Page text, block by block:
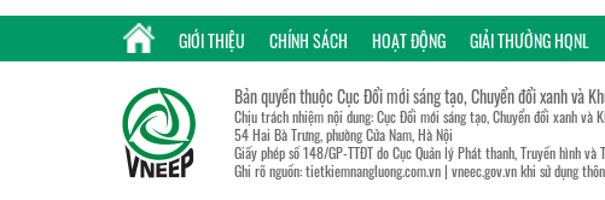
GIỚI THIỆU CHÍNH SÁCH HOẠT ĐỘNG GIẢI THƯỞNG HQNL
Bản quyền thuộc Cục Đổi mới sáng tạo, Chuyển đổi xanh và
Chịu trách nhiệm nội dung: Cục Đổi mới sáng tạo, Chuyển đổi xanh và
54 Hai Bà Trưng, phường Cửa Nam, Hà Nội
Giấy phép số 148/GP-TTĐT do Cục Quản lý Phát thanh, Truyền hình
Ghi rõ nguồn:tietkiemnangluong.com.vn|vneec.gov.vnkhi sử dụng